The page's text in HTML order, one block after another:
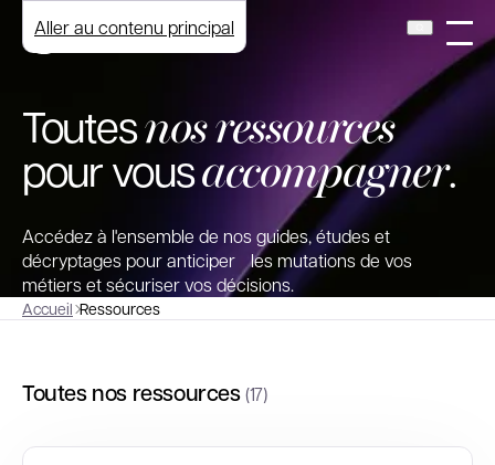
Aller au contenu principal
Toutesnos ressources
pour vousaccompagner.
Accédez à l'ensemble de nos guides, études et
décryptages pour anticiper les mutations de vos
métiers et sécuriser vos décisions.
Accueil Ressources
Toutes nos ressources(17)